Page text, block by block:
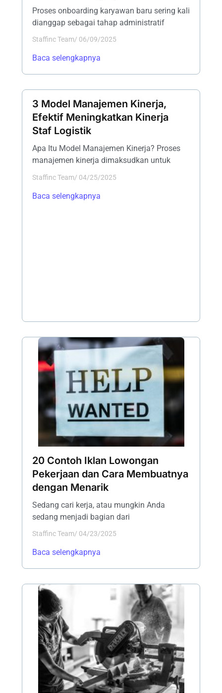
Proses onboarding karyawan baru sering kali
dianggap sebagai tahap administratif
Staffinc Team/ 06/09/2025
Baca selengkapnya
3 Model Manajemen Kinerja,
Efektif Meningkatkan Kinerja
Staf Logistik
Apa Itu Model Manajemen Kinerja? Proses
manajemen kinerja dimaksudkan untuk
Staffinc Team/ 04/25/2025
Baca selengkapnya
20 Contoh Iklan Lowongan
Pekerjaan dan Cara Membuatnya
dengan Menarik
Sedang cari kerja, atau mungkin Anda
sedang menjadi bagian dari
Staffinc Team/ 04/23/2025
Baca selengkapnya